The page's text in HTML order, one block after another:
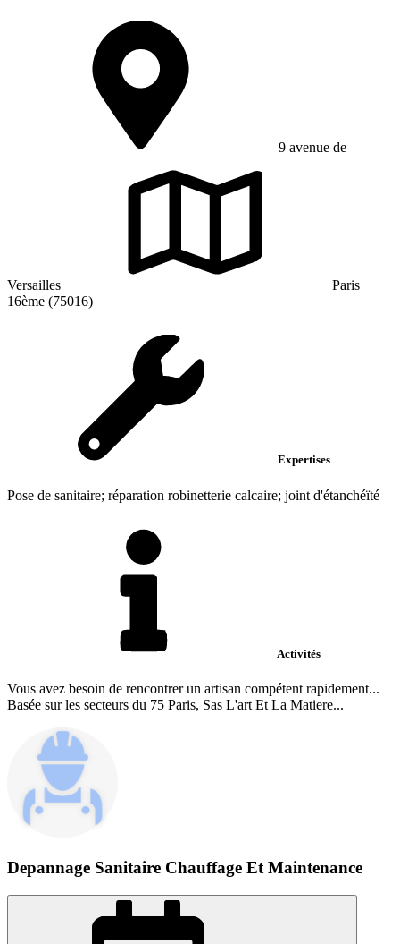
9 avenue de
Versailles
Paris
16ème (75016)
Expertises
Pose de sanitaire; réparation robinetterie calcaire; joint d'étanchéïté
Activités
Vous avez besoin de rencontrer un artisan compétent rapidement...
Basée sur les secteurs du 75 Paris, Sas L'art Et La Matiere...
Depannage Sanitaire Chauffage Et Maintenance